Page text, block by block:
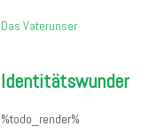
Das Vaterunser
Identitätswunder
%todo_render%